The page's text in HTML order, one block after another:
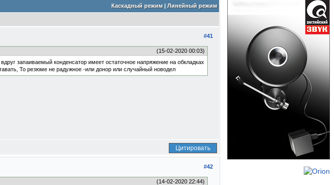
Каскадный режим| Линейный режим
#41
(15-02-2020 00:03)
запаиваемый конденсатор имеет остаточное напряжение на обкладках
То резюме не радужное -или донор или случайный новодел
Цитировать
#42
(14-02-2020 22:44)